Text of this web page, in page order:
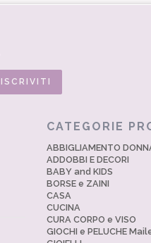
CATEGORIE
ABBIGLIAMENTO
ADDOBBI E DECORI
BABY and KIDS
BORSE e ZAINI
CASA
CUCINA
CURA CORPO e VISO
GIOCHI e PELUCHE